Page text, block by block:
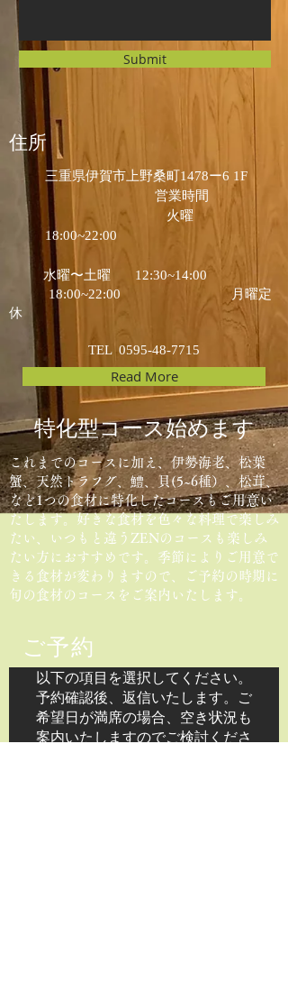
Submit
住所
三重県伊賀市上野桑町1478ー6 1F
営業時間
火曜
18:00~22:00
水曜〜土曜 12:30~14:00
18:00~22:00 月曜定
休
TEL0595-48-7715
Read More
​特化型コース始めます
これまでのコースに加え ​、伊勢海老、松葉
蟹、天然トラフグ、鱧、貝(5~6種）、松茸、
など1つの食材に特化したコースもご用意い
たします。好きな食材を色々な料理で楽しみ
たい、いつもと違うZENのコースも楽しみ
たい方におすすめです。季節によりご用意で
きる食材が変わりますので、ご予約の時期に
旬の食材のコースをご案内いたします。
​ご予約
以下の項目を選択してください。
予約確認後、返信いたします。ご
希望日が満席の場合、空き状況も
案内いたしますのでご検討くださ